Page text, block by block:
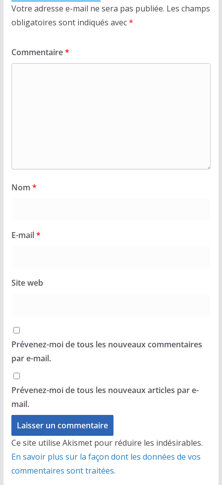
Votre adresse e-mail ne sera pas publiée. Les champs
obligatoires sont indiqués avec*
Commentaire*
Nom *
E-mail*
Site web
Prévenez-moi de tous les nouveaux commentaires
par e-mail.
Prévenez-moi de tous les nouveaux articles par e-
mail.
Ce site utilise Akismet pour réduire les indésirables.
En savoir plus sur la façon dont les données de vos
commentaires sont traitées.